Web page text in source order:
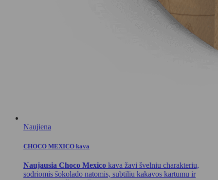
Naujiena
CHOCO MEXICO kava
Naujausia Choco Mexico kava žavi švelniu charakteriu,
sodriomis šokolado natomis, subtiliu kakavos kartumu ir